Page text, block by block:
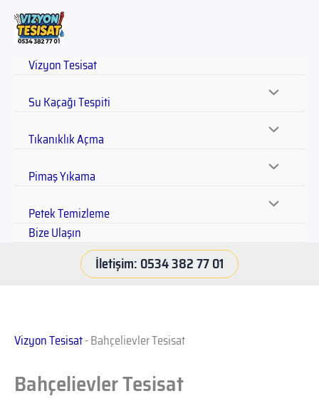
Vizyon Tesisat
Su Kaçağı Tespiti
Tıkanıklık Açma
Pimaş Yıkama
Petek Temizleme
Bize Ulaşın
İletişim: 0534 382 77 01
Vizyon Tesisat-Bahçelievler Tesisat
Bahçelievler Tesisat